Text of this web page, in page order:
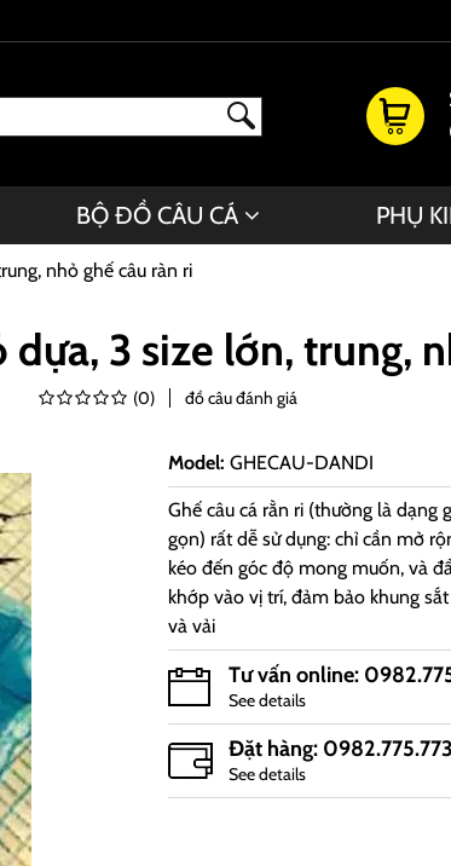
BỘ ĐỒ CÂU CÁ PHỤ
nhỏ ghế câu ràn ri
dựa, 3 size lớn, trung,
(0) đồ câu đánh giá
Model: GHECAU-DANDI
Ghế câu cá rằn ri (thường là dạng
gọn) rất dễ sử dụng: chỉ cần mở
kéo đến góc độ mong muốn, và
khớp vào vị trí, đảm bảo khung
và vải
Tư vấn online:
See details
Đặt hàng: 0982.775.773
See details